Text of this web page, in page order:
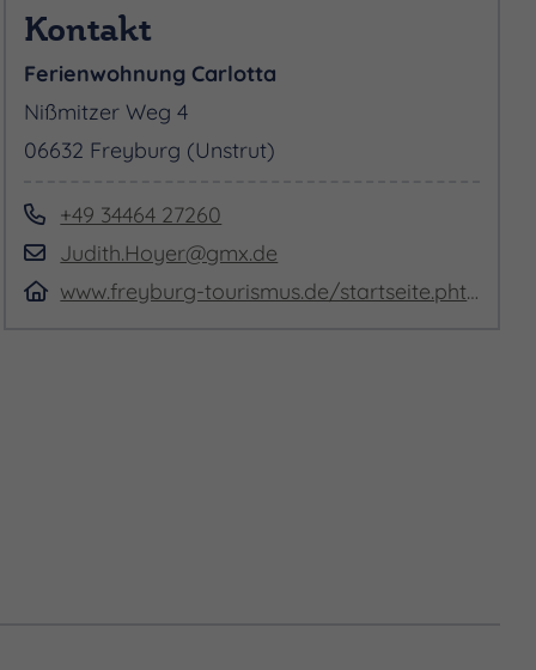
Kontakt
Ferienwohnung Carlotta
Nißmitzer Weg 4
06632 Freyburg (Unstrut)
+49 34464 27260
Judith.Hoyer@gmx.de
www.freyburg-tourismus.de/startseite.phtml